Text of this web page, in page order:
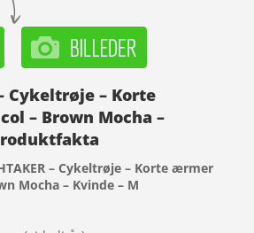
Cykeltrøje – Korte
– Brown Mocha –
– Cykeltrøje – Korte ærmer
Mocha – Kvinde – M